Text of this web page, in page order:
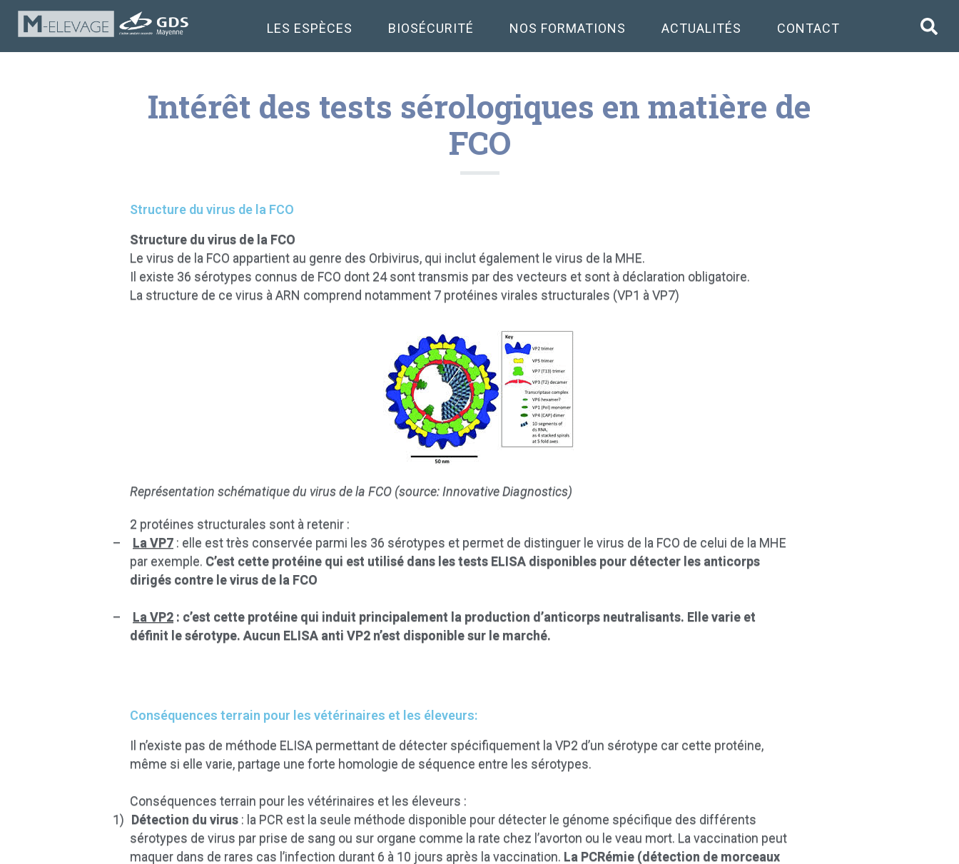
LES ESPÈCES BIOSÉCURITÉ NOS FORMATIONS ACTUALITÉS CONTACT
Intérêt des tests sérologiques en matière de
FCO
Structure du virus de la FCO
Structure du virus de la FCO
Le virus de la FCO appartient au genre des Orbivirus, qui inclut également le virus de la MHE.
Il existe 36 sérotypes connus de FCO dont 24 sont transmis par des vecteurs et sont à déclaration obligatoire.
La structure de ce virus à ARN comprend notamment 7 protéines virales structurales (VP1 à VP7)
Représentation schématique du virus de la FCO (source: Innovative Diagnostics)
2 protéines structurales sont à retenir :
–
La VP7 : elle est très conservée parmi les 36 sérotypes et permet de distinguer le virus de la FCO de celui de la MHE
par exemple. C’est cette protéine qui est utilisé dans les tests ELISA disponibles pour détecter les anticorps
dirigés contre le virus de la FCO
– La VP2 : c’est cette protéine qui induit principalement la production d’anticorps neutralisants. Elle varie et
définit le sérotype. Aucun ELISA anti VP2 n’est disponible sur le marché.
Conséquences terrain pour les vétérinaires et les éleveurs:
Il n’existe pas de méthode ELISA permettant de détecter spécifiquement la VP2 d’un sérotype car cette protéine,
même si elle varie, partage une forte homologie de séquence entre les sérotypes.
Conséquences terrain pour les vétérinaires et les éleveurs :
1) Détection du virus : la PCR est la seule méthode disponible pour détecter le génome spécifique des différents
sérotypes de virus par prise de sang ou sur organe comme la rate chez l’avorton ou le veau mort. La vaccination peut
maquer dans de rares cas l’infection durant 6 à 10 jours après la vaccination. La PCRémie (détection de morceaux